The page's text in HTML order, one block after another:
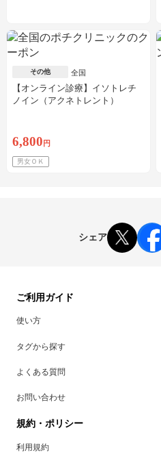
その他 全国
【オンライン診療】イソトレチ
ノイン（アクネトレント）
6,800 円
男女ＯＫ
シェア
ご利用ガイド
使い方
タグから探す
よくある質問
お問い合わせ
規約・ポリシー
利用規約